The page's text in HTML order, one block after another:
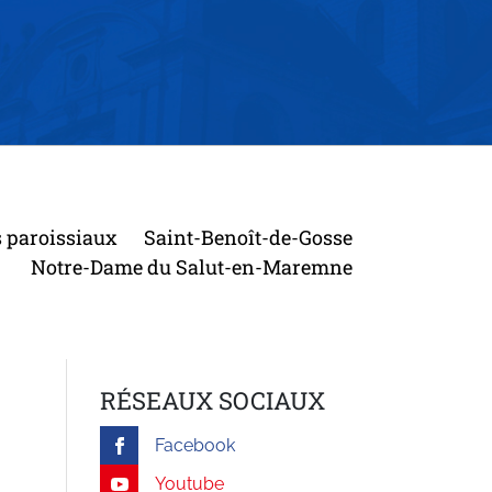
paroissiaux
Saint-Benoît-de-Gosse
Notre-Dame du Salut-en-Maremne
RÉSEAUX SOCIAUX
Facebook
Youtube